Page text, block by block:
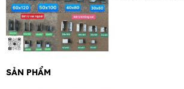
SẢN PHẨM